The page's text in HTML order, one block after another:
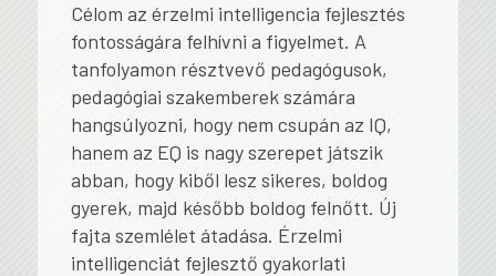
Célom az érzelmi intelligencia fejlesztés
fontosságára felhívni a figyelmet. A
tanfolyamon résztvevő pedagógusok,
pedagógiai szakemberek számára
hangsúlyozni, hogy nem csupán az IQ,
hanem az EQ is nagy szerepet játszik
abban, hogy kiből lesz sikeres, boldog
gyerek, majd később boldog felnőtt. Új
fajta szemlélet átadása. Érzelmi
intelligenciát fejlesztő gyakorlati